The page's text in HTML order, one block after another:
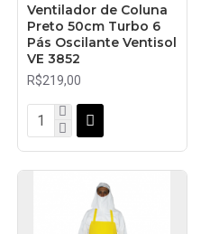
Ventilador de Coluna
Preto 50cm Turbo 6
Pás Oscilante Ventisol
VE 3852
R$219,00